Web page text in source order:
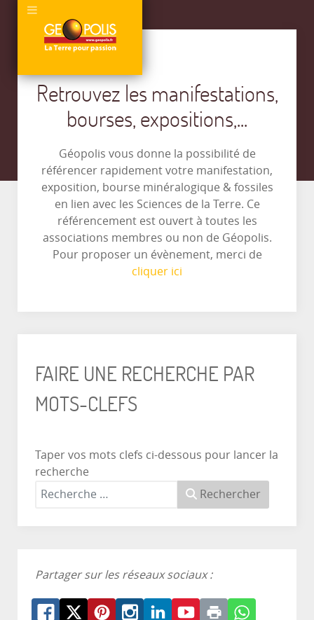
Retrouvez les manifestations,
bourses, expositions,...
Géopolis vous donne la possibilité de
référencer rapidement votre manifestation,
exposition, bourse minéralogique & fossiles
en lien avec les Sciences de la Terre. Ce
référencement est ouvert à toutes les
associations membres ou non de Géopolis.
Pour proposer un évènement, merci de
cliquer ici
FAIRE UNE RECHERCHE PAR
MOTS-CLEFS
Taper vos mots clefs ci-dessous pour lancer la
recherche
Rechercher
Partager sur les réseaux sociaux :